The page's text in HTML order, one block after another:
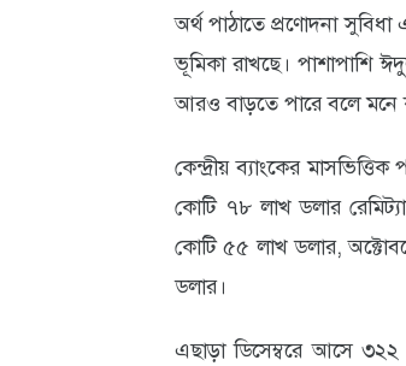
অর্থ পাঠাতে প্রণোদনা সুবিধা
ভূমিকা রাখছে। পাশাপাশি
আরও বাড়তে পারে বলে মনে
কেন্দ্রীয় ব্যাংকের
কোটি ৭৮ লাখ ডলার
কোটি ৫৫ লাখ ডলার,
ডলার।
এছাড়া ডিসেম্বরে আসে